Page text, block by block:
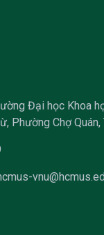
Đại học Khoa
Phường Chợ Quán,